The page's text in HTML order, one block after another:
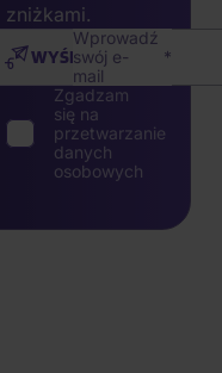
zniżkami.
Wprowadź
swój e-
mail
WYŚLIJ
Zgadzam
się na
przetwarzanie
danych
osobowych